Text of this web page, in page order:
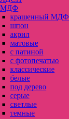
МДФ
крашенный МДФ
шпон
акрил
матовые
с патиной
с фотопечатью
классические
белые
под дерево
серые
светлые
темные